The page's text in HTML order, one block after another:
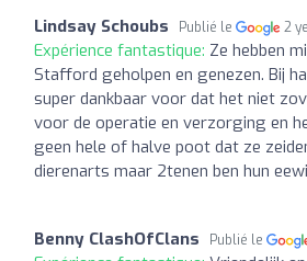
Lindsay Schoubs Publié le 2
Expérience fantastique: Ze hebben
Stafford geholpen en genezen. Bij
super dankbaar voor dat het niet
voor de operatie en verzorging en
geen hele of halve poot dat ze
dierenarts maar 2tenen ben hun
Benny ClashOfClans Publié le